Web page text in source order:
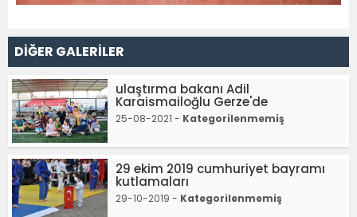
DİĞER GALERİLER
ulaştırma bakanı Adil
Karaismailoğlu Gerze'de
25-08-2021 - Kategorilenmemiş
29 ekim 2019 cumhuriyet bayramı
kutlamaları
29-10-2019 - Kategorilenmemiş